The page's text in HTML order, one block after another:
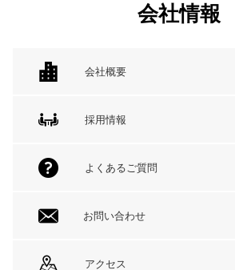
会社情報
会社概要
採用情報
よくあるご質問
お問い合わせ
アクセス